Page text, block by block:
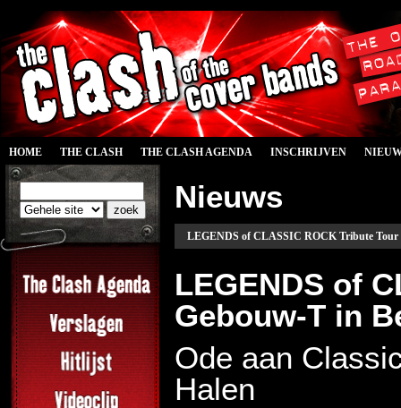
HOME THE CLASH THE CLASH AGENDA INSCHRIJVEN
Nieuws
LEGENDS of CLASSIC ROCK Tribute Tour
LEGENDS of
Gebouw-T in
Ode aan
Halen